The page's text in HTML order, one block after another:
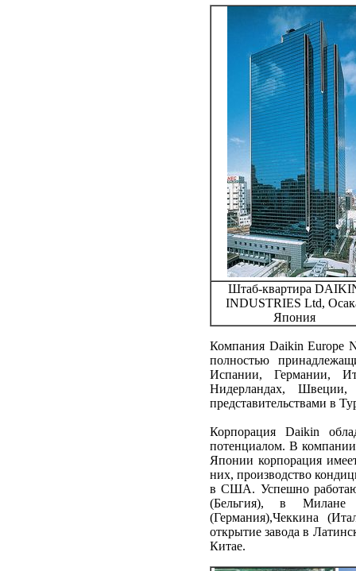
Штаб-квартира
INDUSTRIES Ltd,
Япония
Компания Daikin Europe
полностью
Испании, Германии,
Нидерландах,
представительствами в
Корпорация Daikin
потенциалом. В компании
Японии корпорация
них, производство
в США. Успешно
(Бельгия), в Милане
(Германия),Чеккина
открытие завода в
Китае.